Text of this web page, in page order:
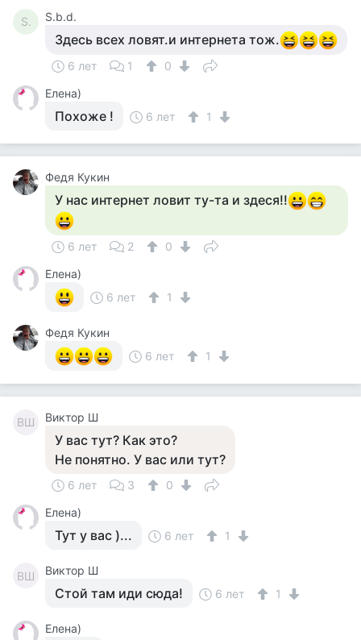
S. S.b.d.
Здесь всех ловят.и интернета тож.
6 лет 1
0
Елена)
Похоже ! 6 лет 1
Федя Кукин
У нас интернет ловит ту-та и здеся!!
6 лет 2
0
Елена)
6 лет
1
Федя Кукин
6 лет
1
ВШ Виктор Ш
У вас тут? Как это?
Не понятно. У вас или тут?
6 лет 3
0
Елена)
Тут у вас )... 6 лет 1
ВШ Виктор Ш
Стой там иди сюда! 6 лет 1
Елена)